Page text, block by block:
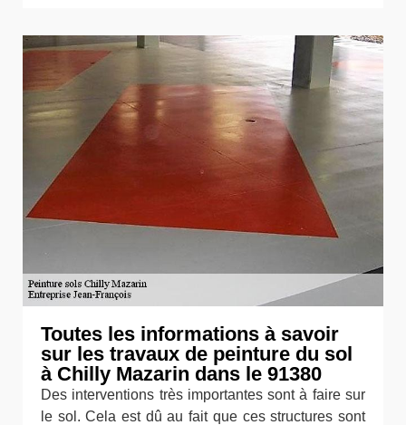
Toutes les informations à savoir
sur les travaux de peinture du sol
à Chilly Mazarin dans le 91380
Des interventions très importantes sont à faire sur
le sol. Cela est dû au fait que ces structures sont